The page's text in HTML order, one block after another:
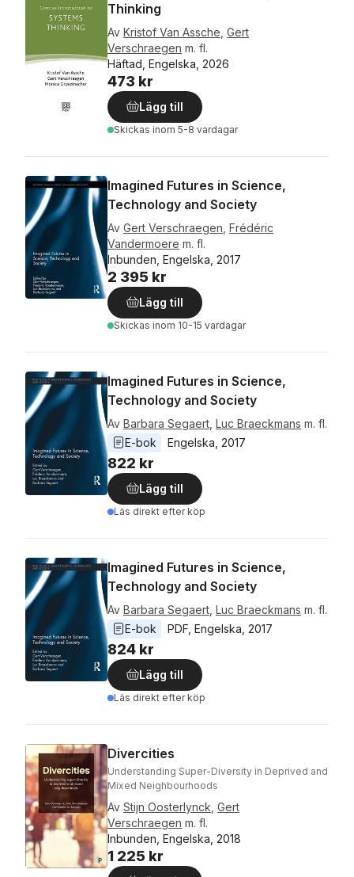
Thinking
Av Kristof Van Assche Gert
Verschraegen m. fl.
Häftad, Engelska, 2026
473 kr
Lägg till
Skickas inom 5-8 vardagar
Imagined Futures in Science,
Technology and Society
Av Gert Verschraegen Frédéric
Vandermoere m. fl.
Inbunden, Engelska, 2017
2 395 kr
Lägg till
Skickas inom 10-15 vardagar
Imagined Futures in Science,
Technology and Society
Av Barbara Segaert Luc Braeckmans m. fl.
E-bok
Engelska 2017
822 kr
Lägg till
Läs direkt efter köp
Imagined Futures in Science,
Technology and Society
Av Barbara Segaert Luc Braeckmans m. fl.
E-bok
PDF Engelska 2017
824 kr
Lägg till
Läs direkt efter köp
Divercities
Understanding Super-Diversity in Deprived and
Mixed Neighbourhoods
Av Stijn Oosterlynck Gert
Verschraegen m. fl.
Inbunden, Engelska, 2018
1 225 kr